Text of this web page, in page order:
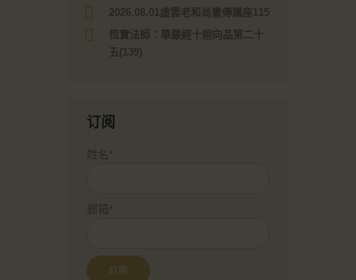
2026.08.01虛雲老和尚畫傳講座115
恒實法師：華嚴經十迴向品第二十
五(139)
订阅
姓名*
郵箱*